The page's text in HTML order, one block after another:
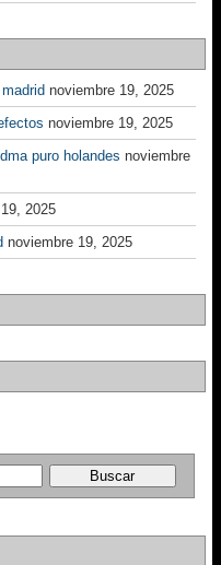
noviembre 19, 2025
noviembre 19, 2025
puro holandes noviembre
2025
noviembre 19, 2025